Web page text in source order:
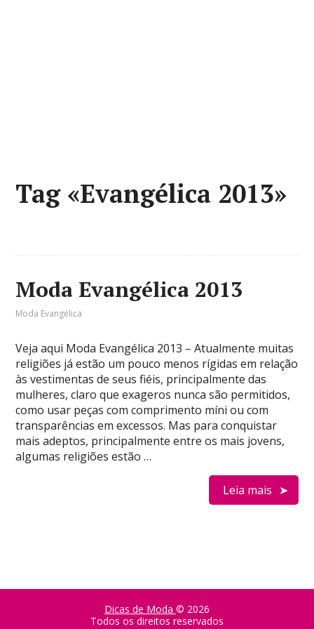
Tag «Evangélica 2013»
Moda Evangélica 2013
Moda Evangélica
Veja aqui Moda Evangélica 2013 – Atualmente muitas
religiões já estão um pouco menos rígidas em relação
às vestimentas de seus fiéis, principalmente das
mulheres, claro que exageros nunca são permitidos,
como usar peças com comprimento míni ou com
transparências em excessos. Mas para conquistar
mais adeptos, principalmente entre os mais jovens,
algumas religiões estão …
Leia mais
Dicas de Moda © 2026
Todos os direitos reservados